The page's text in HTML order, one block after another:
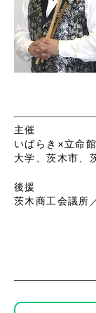
主催
いばらき×立命
大学、茨木市、
後援
茨木商工会議所